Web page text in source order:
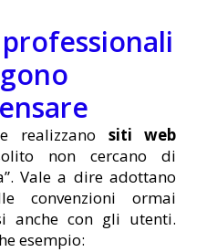
realizzano siti web
non cercano di
Vale a dire adottano
convenzioni ormai
anche con gli utenti.
esempio: